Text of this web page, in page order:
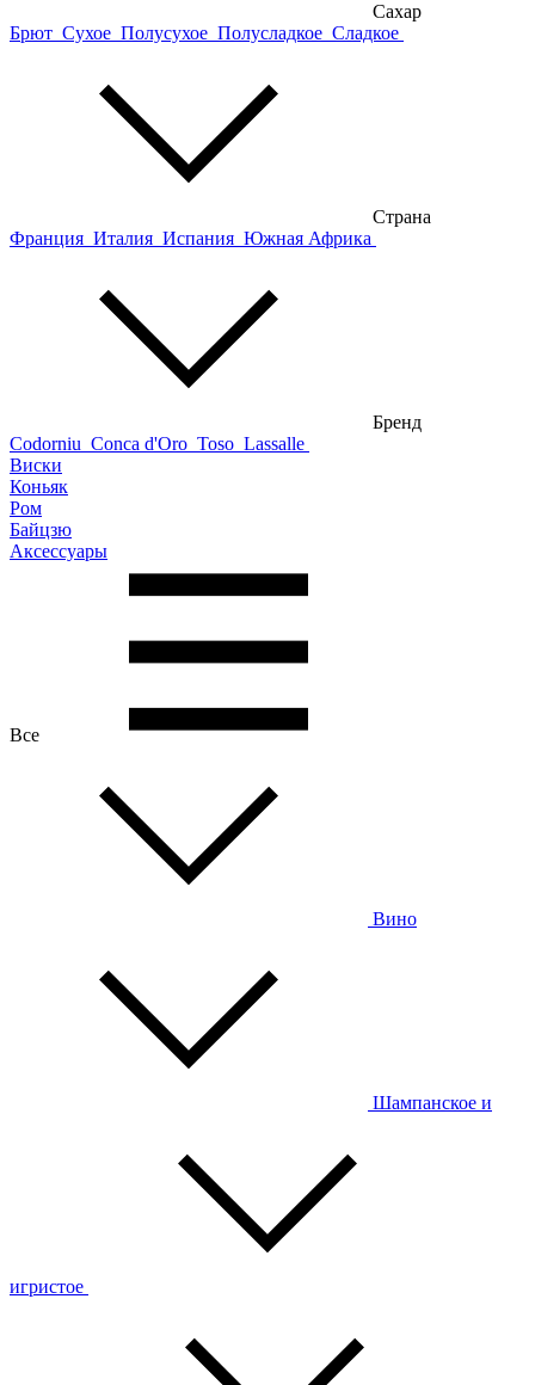
Сахар
Брют Сухое Полусухое Полусладкое Сладкое
Страна
Франция Италия Испания Южная Африка
Бренд
Codorniu Conca d'Oro Toso Lassalle
Виски
Коньяк
Ром
Байцзю
Аксессуары
Все
Вино
Шампанское и
игристое